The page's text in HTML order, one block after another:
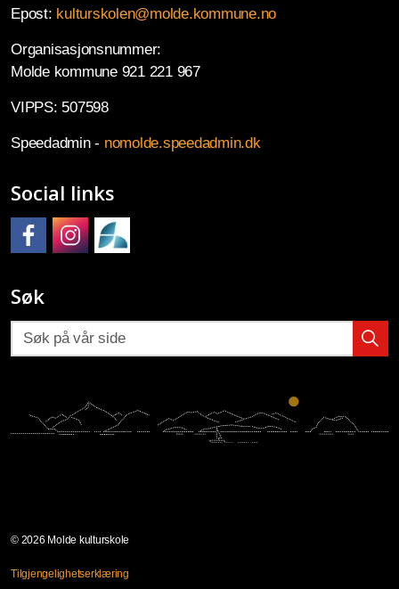
Epost: kulturskolen@molde.kommune.no
Organisasjonsnummer:
Molde kommune 921 221 967
VIPPS: 507598
Speedadmin - nomolde.speedadmin.dk
Social links
Søk
© 2026 Molde kulturskole
Tilgjengelighetserklæring